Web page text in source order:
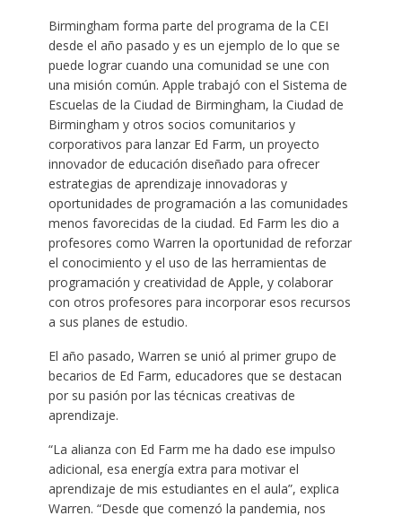
Birmingham forma parte del programa de la CEI
desde el año pasado y es un ejemplo de lo que se
puede lograr cuando una comunidad se une con
una misión común. Apple trabajó con el Sistema de
Escuelas de la Ciudad de Birmingham, la Ciudad de
Birmingham y otros socios comunitarios y
corporativos para lanzar Ed Farm, un proyecto
innovador de educación diseñado para ofrecer
estrategias de aprendizaje innovadoras y
oportunidades de programación a las comunidades
menos favorecidas de la ciudad. Ed Farm les dio a
profesores como Warren la oportunidad de reforzar
el conocimiento y el uso de las herramientas de
programación y creatividad de Apple, y colaborar
con otros profesores para incorporar esos recursos
a sus planes de estudio.
El año pasado, Warren se unió al primer grupo de
becarios de Ed Farm, educadores que se destacan
por su pasión por las técnicas creativas de
aprendizaje.
“La alianza con Ed Farm me ha dado ese impulso
adicional, esa energía extra para motivar el
aprendizaje de mis estudiantes en el aula”, explica
Warren. “Desde que comenzó la pandemia, nos